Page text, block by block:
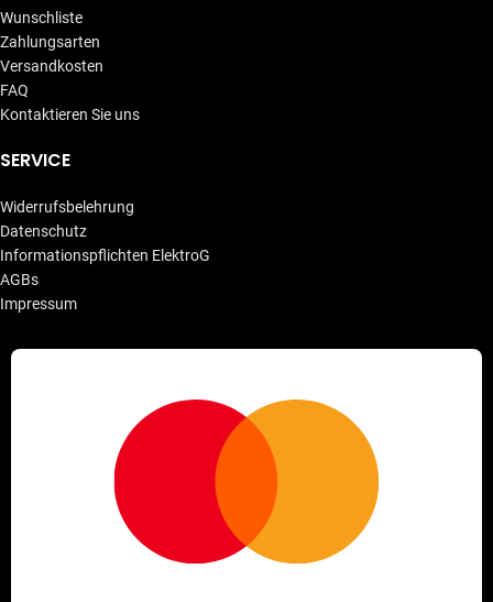
Wunschliste
Zahlungsarten
Versandkosten
FAQ
Kontaktieren Sie uns
SERVICE
Widerrufsbelehrung
Datenschutz
Informationspflichten ElektroG
AGBs
Impressum